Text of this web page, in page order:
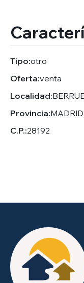
Tipo:otro
Oferta:venta
Localidad:
Provincia:MADRID
C.P.:28192